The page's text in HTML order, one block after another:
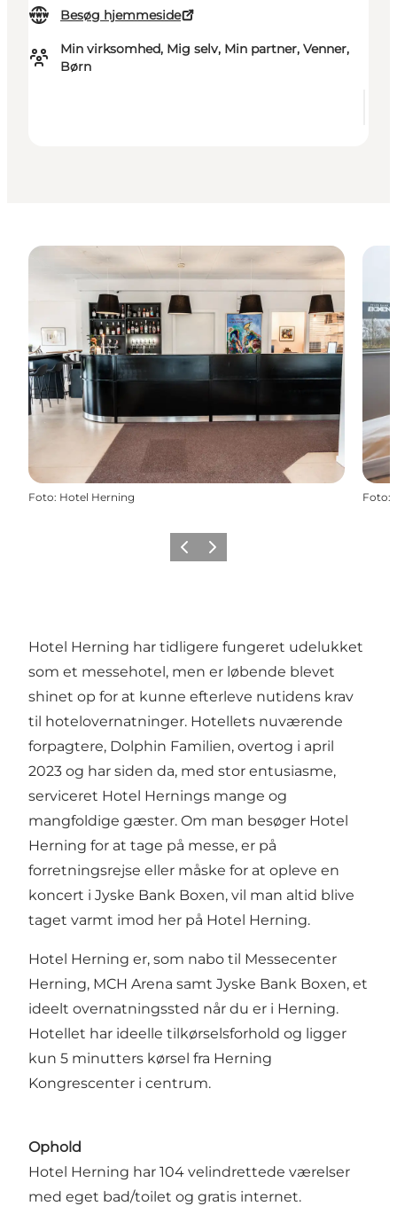
Besøg hjemmeside
Min virksomhed, Mig selv, Min partner, Venner,
Børn
Foto: Hotel Herning Foto:
ForrigeNæste
Hotel Herning har tidligere fungeret udelukket
som et messehotel, men er løbende blevet
shinet op for at kunne efterleve nutidens krav
til hotelovernatninger. Hotellets nuværende
forpagtere, Dolphin Familien, overtog i april
2023 og har siden da, med stor entusiasme,
serviceret Hotel Hernings mange og
mangfoldige gæster. Om man besøger Hotel
Herning for at tage på messe, er på
forretningsrejse eller måske for at opleve en
koncert i Jyske Bank Boxen, vil man altid blive
taget varmt imod her på Hotel Herning.
Hotel Herning er, som nabo til Messecenter
Herning, MCH Arena samt Jyske Bank Boxen, et
ideelt overnatningssted når du er i Herning.
Hotellet har ideelle tilkørselsforhold og ligger
kun 5 minutters kørsel fra Herning
Kongrescenter i centrum.
Ophold
Hotel Herning har 104 velindrettede værelser
med eget bad/toilet og gratis internet.